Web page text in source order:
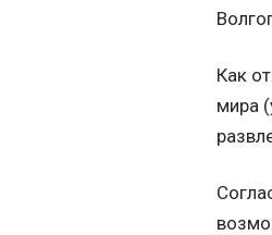
Как
мира